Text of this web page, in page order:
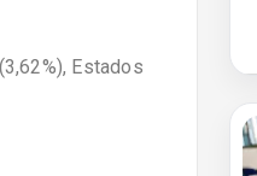
Estados